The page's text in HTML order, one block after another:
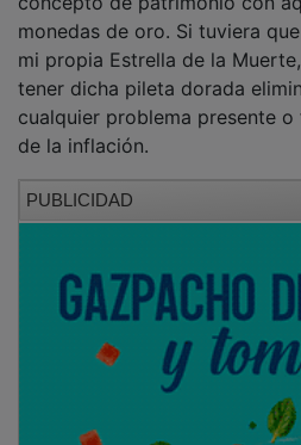
monedas de oro. Si tuviera
mi propia Estrella de la
tener dicha pileta dorada
cualquier problema presente o
de la inflación.